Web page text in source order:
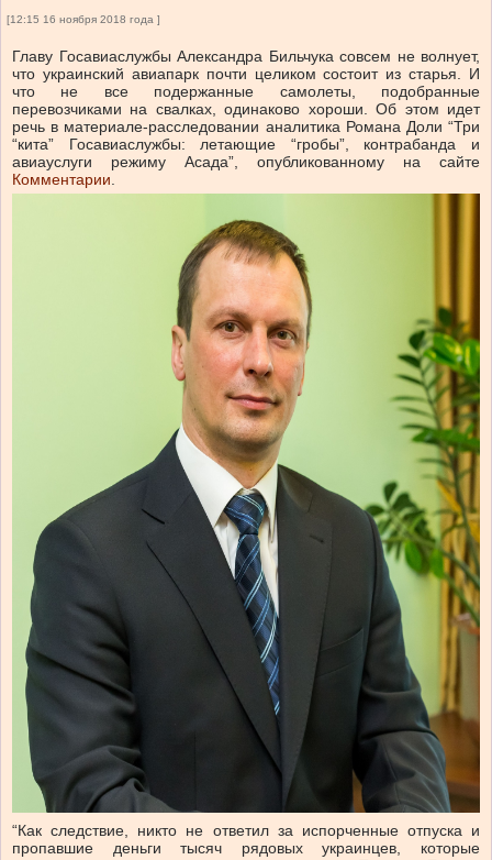
[12:15 16 ноября 2018 года ]
Главу Госавиаслужбы Александра Бильчука совсем не волнует,
что украинский авиапарк почти целиком состоит из старья. И
что не все подержанные самолеты, подобранные
перевозчиками на свалках, одинаково хороши. Об этом идет
речь в материале-расследовании аналитика Романа Доли “Три
“кита” Госавиаслужбы: летающие “гробы”, контрабанда и
авиауслуги режиму Асада”, опубликованному на сайте
Комментарии.
“Как следствие, никто не ответил за испорченные отпуска и
пропавшие деньги тысяч рядовых украинцев, которые